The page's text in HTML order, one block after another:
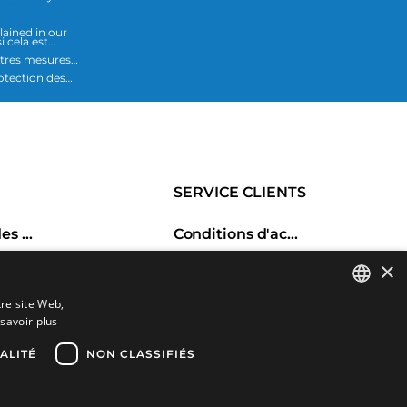
in our
cela est
mesures
Historique des commandes
Comparer les produits
SERVICE CLIENTS
Conditions d'achat
×
site Web,
savoir plus
NON CLASSIFIÉS